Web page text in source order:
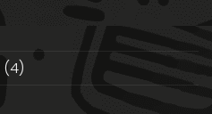
(4)